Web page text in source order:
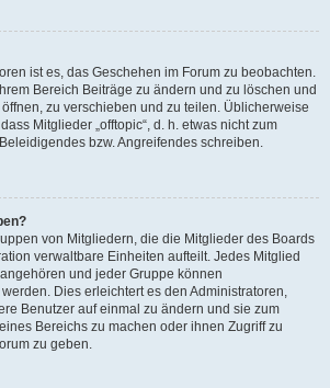
ist es, das Geschehen im Forum zu beobachten.
Bereich Beiträge zu ändern und zu löschen und
zu verschieben und zu teilen. Üblicherweise
Mitglieder „offtopic“, d. h. etwas nicht zum
bzw. Angreifendes schreiben.
von Mitgliedern, die die Mitglieder des Boards
verwaltbare Einheiten aufteilt. Jedes Mitglied
und jeder Gruppe können
Dies erleichtert es den Administratoren,
Benutzer auf einmal zu ändern und sie zum
Bereichs zu machen oder ihnen Zugriff zu
zu geben.